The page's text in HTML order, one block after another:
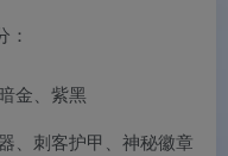
金、紫黑
、刺客护甲、神秘徽章